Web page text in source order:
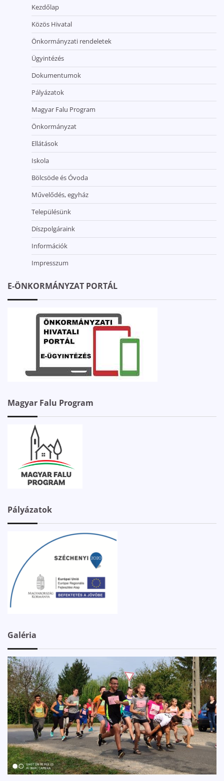
Kezdőlap
Közös Hivatal
Önkormányzati rendeletek
Ügyintézés
Dokumentumok
Pályázatok
Magyar Falu Program
Önkormányzat
Ellátások
Iskola
Bölcsöde és Óvoda
Művelődés, egyház
Településünk
Díszpolgáraink
Információk
Impresszum
E-ÖNKORMÁNYZAT PORTÁL
Magyar Falu Program
Pályázatok
Galéria